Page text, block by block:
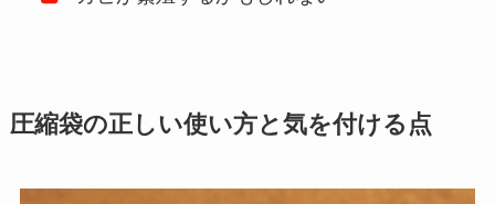
圧縮袋の正しい使い方と気を付ける点